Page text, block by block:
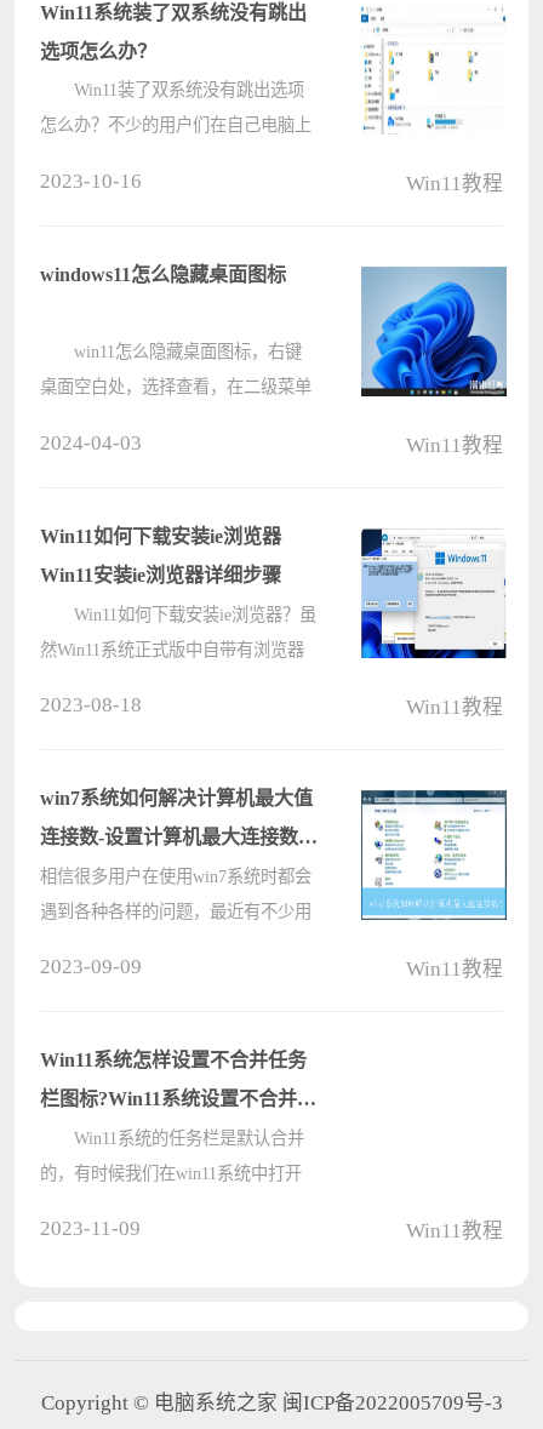
Win11系统装了双系统没有跳出
选项怎么办？
Win11装了双系统没有跳出选项
怎么办？不少的用户们在自己电脑上
介绍一下Win11装了双系统没有跳出
2023-10-16 Win11教程
windows11怎么隐藏桌面图标
win11怎么隐藏桌面图标，右键
桌面空白处，选择查看，在二级菜单
如何才能隐藏桌面图标，下面小编给
大家带????
2024-04-03 Win11教程
Win11如何下载安装ie浏览器
Win11安装ie浏览器详细步骤
Win11如何下载安装ie浏览器？虽
然Win11系统正式版中自带有浏览器
Win11安装ie浏览器详细步骤。 ????
2023-08-18 Win11教程
win7系统如何解决计算机最大值
连接数-设置计算机最大连接数的
方法
相信很多用户在使用win7系统时都会
遇到各种各样的问题，最近有不少用
种情况具体该如何解决呢？下面就给
大家????
2023-09-09 Win11教程
Win11系统怎样设置不合并任务
栏图标?Win11系统设置不合并任
务栏图标的方法
Win11系统的任务栏是默认合并
的，有时候我们在win11系统中打开
2023-11-09 Win11教程
Copyright © 电脑系统之家 闽ICP备2022005709号-3